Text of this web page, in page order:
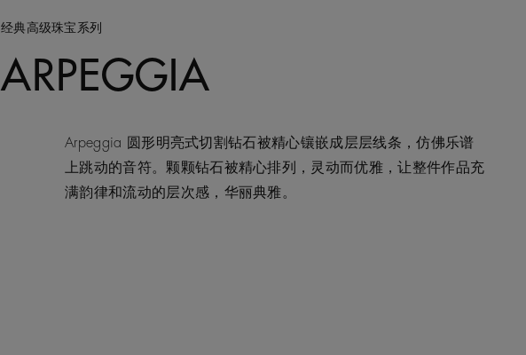
经典高级珠宝系列
ARPEGGIA
Arpeggia 圆形明亮式切割钻石被精心镶嵌成层层线条，仿佛乐谱
上跳动的音符。颗颗钻石被精心排列，灵动而优雅，让整件作品充
满韵律和流动的层次感，华丽典雅。